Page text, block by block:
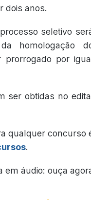
dois anos.
seletivo
homologação
prorrogado por
ser obtidas no
qualquer concurso
.
em áudio: ouça